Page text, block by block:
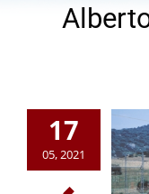
17
05, 2021